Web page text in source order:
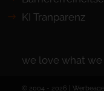
KI Tranparenz
we love what we
© 2004 - 2026 |